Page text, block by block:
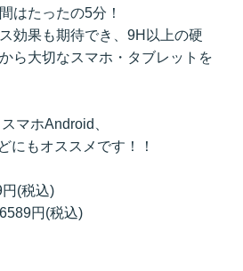
はたったの5分！
効果も期待でき、9H以上の硬
ら大切なスマホ・タブレットを
マホAndroid、
にもオススメです！！
(税込)
円(税込)